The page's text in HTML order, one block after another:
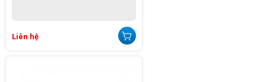
Liên hệ